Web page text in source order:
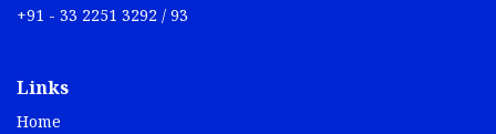
+91 - 33 2251 3292 / 93
Links
Home